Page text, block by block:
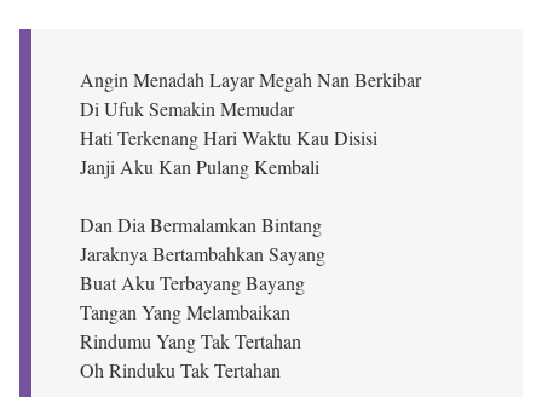
Angin Menadah Layar Megah Nan Berkibar
Di Ufuk Semakin Memudar
Hati Terkenang Hari Waktu Kau Disisi
Janji Aku Kan Pulang Kembali
Dan Dia Bermalamkan Bintang
Jaraknya Bertambahkan Sayang
Buat Aku Terbayang Bayang
Tangan Yang Melambaikan
Rindumu Yang Tak Tertahan
Oh Rinduku Tak Tertahan